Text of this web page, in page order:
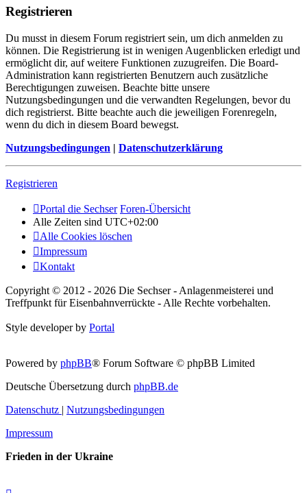
Registrieren
Du musst in diesem Forum registriert sein, um dich anmelden zu
können. Die Registrierung ist in wenigen Augenblicken erledigt und
ermöglicht dir, auf weitere Funktionen zuzugreifen. Die Board-
Administration kann registrierten Benutzern auch zusätzliche
Berechtigungen zuweisen. Beachte bitte unsere
Nutzungsbedingungen und die verwandten Regelungen, bevor du
dich registrierst. Bitte beachte auch die jeweiligen Forenregeln,
wenn du dich in diesem Board bewegst.
Nutzungsbedingungen | Datenschutzerklärung
Registrieren
Portal die Sechser Foren-Übersicht
Alle Zeiten sind UTC+02:00
Alle Cookies löschen
Impressum
Kontakt
Copyright © 2012 - 2026 Die Sechser - Anlagenmeisterei und
Treffpunkt für Eisenbahnverrückte - Alle Rechte vorbehalten.
Style developer by Portal
Powered by phpBB® Forum Software © phpBB Limited
Deutsche Übersetzung durch phpBB.de
Datenschutz | Nutzungsbedingungen
Impressum
Frieden in der Ukraine